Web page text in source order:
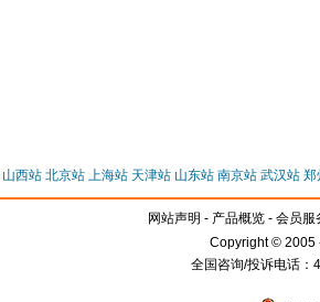
山西站 北京站 上海站 天津站 山东站 南京站 武汉站 郑
网站声明 - 产品概览 - 会员服
Copyright ©
全国咨询/投诉电话